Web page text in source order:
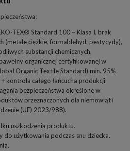
TEX® Standard 100 – Klasa I, brak
(metale ciężkie, formaldehyd, pestycydy),
substancji chemicznych.
organicznej certyfikowanej w
Organic Textile Standard) min. 95%
kontrola całego łańcucha produkcji
bezpieczeństwa określone w
przeznaczonych dla niemowląt i
(UE) 2023/988).
uszkodzenia produktu.
do użytkowania podczas snu dziecka.